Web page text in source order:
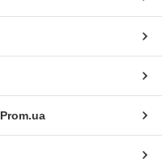
Prom.ua